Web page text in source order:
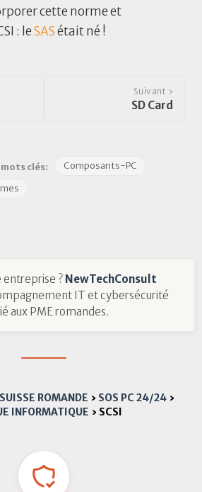
cette norme et
: leSASétait né !
Suivant ›
SD Card
clés:
Composants-PC
entreprise ? NewTechConsult
IT et cybersécurité
aux PME romandes.
ROMANDE › SOS PC 24/24 ›
INFORMATIQUE › SCSI